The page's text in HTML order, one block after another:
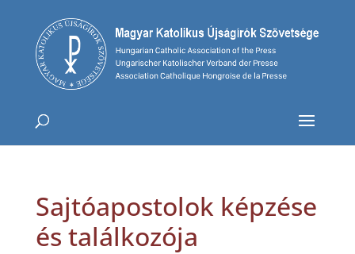
Sajtóapostolok képzése
és találkozója